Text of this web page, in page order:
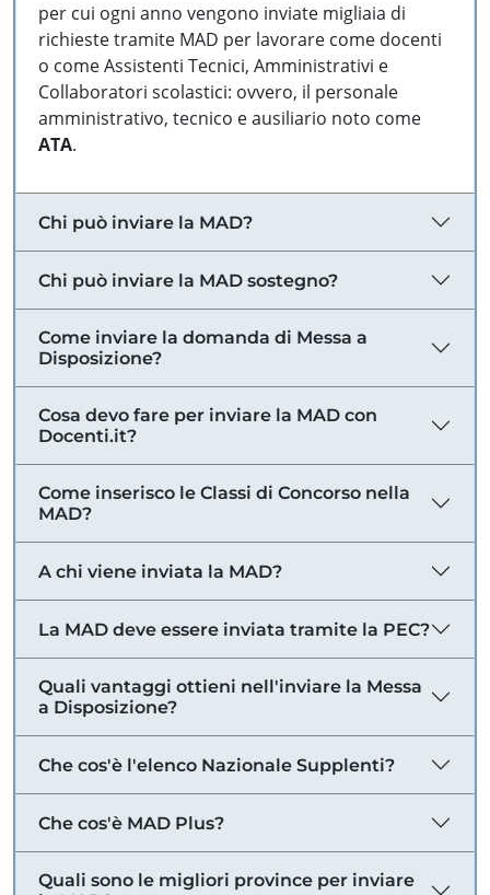
per cui ogni anno vengono inviate migliaia di
richieste tramite MAD per lavorare come docenti
o come Assistenti Tecnici, Amministrativi e
Collaboratori scolastici: ovvero, il personale
amministrativo, tecnico e ausiliario noto come
ATA.
Chi può inviare la MAD?
Chi può inviare la MAD sostegno?
Come inviare la domanda di Messa a
Disposizione?
Cosa devo fare per inviare la MAD con
Docenti.it?
Come inserisco le Classi di Concorso nella
MAD?
A chi viene inviata la MAD?
La MAD deve essere inviata tramite la PEC?
Quali vantaggi ottieni nell'inviare la Messa
a Disposizione?
Che cos'è l'elenco Nazionale Supplenti?
Che cos'è MAD Plus?
Quali sono le migliori province per inviare